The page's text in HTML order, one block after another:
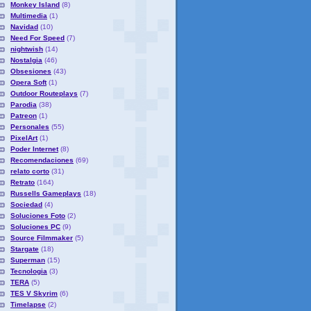
Monkey Island (8)
Multimedia (1)
Navidad (10)
Need For Speed (7)
nightwish (14)
Nostalgia (46)
Obsesiones (43)
Opera Soft (1)
Outdoor Routeplays (7)
Parodia (38)
Patreon (1)
Personales (55)
PixelArt (1)
Poder Internet (8)
Recomendaciones (69)
relato corto (31)
Retrato (164)
Russells Gameplays (18)
Sociedad (4)
Soluciones Foto (2)
Soluciones PC (9)
Source Filmmaker (5)
Stargate (18)
Superman (15)
Tecnologia (3)
TERA (5)
TES V Skyrim (6)
Timelapse (2)